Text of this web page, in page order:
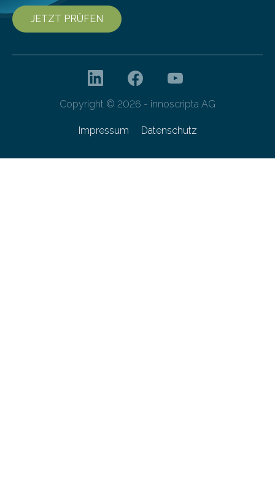
JETZT PRÜFEN
Copyright © 2026 - innoscripta AG
Impressum Datenschutz